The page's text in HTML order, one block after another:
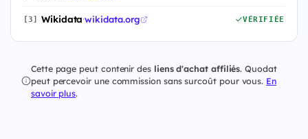
[3] Wikidata·wikidata.org VÉRIFIÉE
Cette page peut contenir des liens d'achat affiliés. Quodat
peut percevoir une commission sans surcoût pour vous. En
savoir plus.